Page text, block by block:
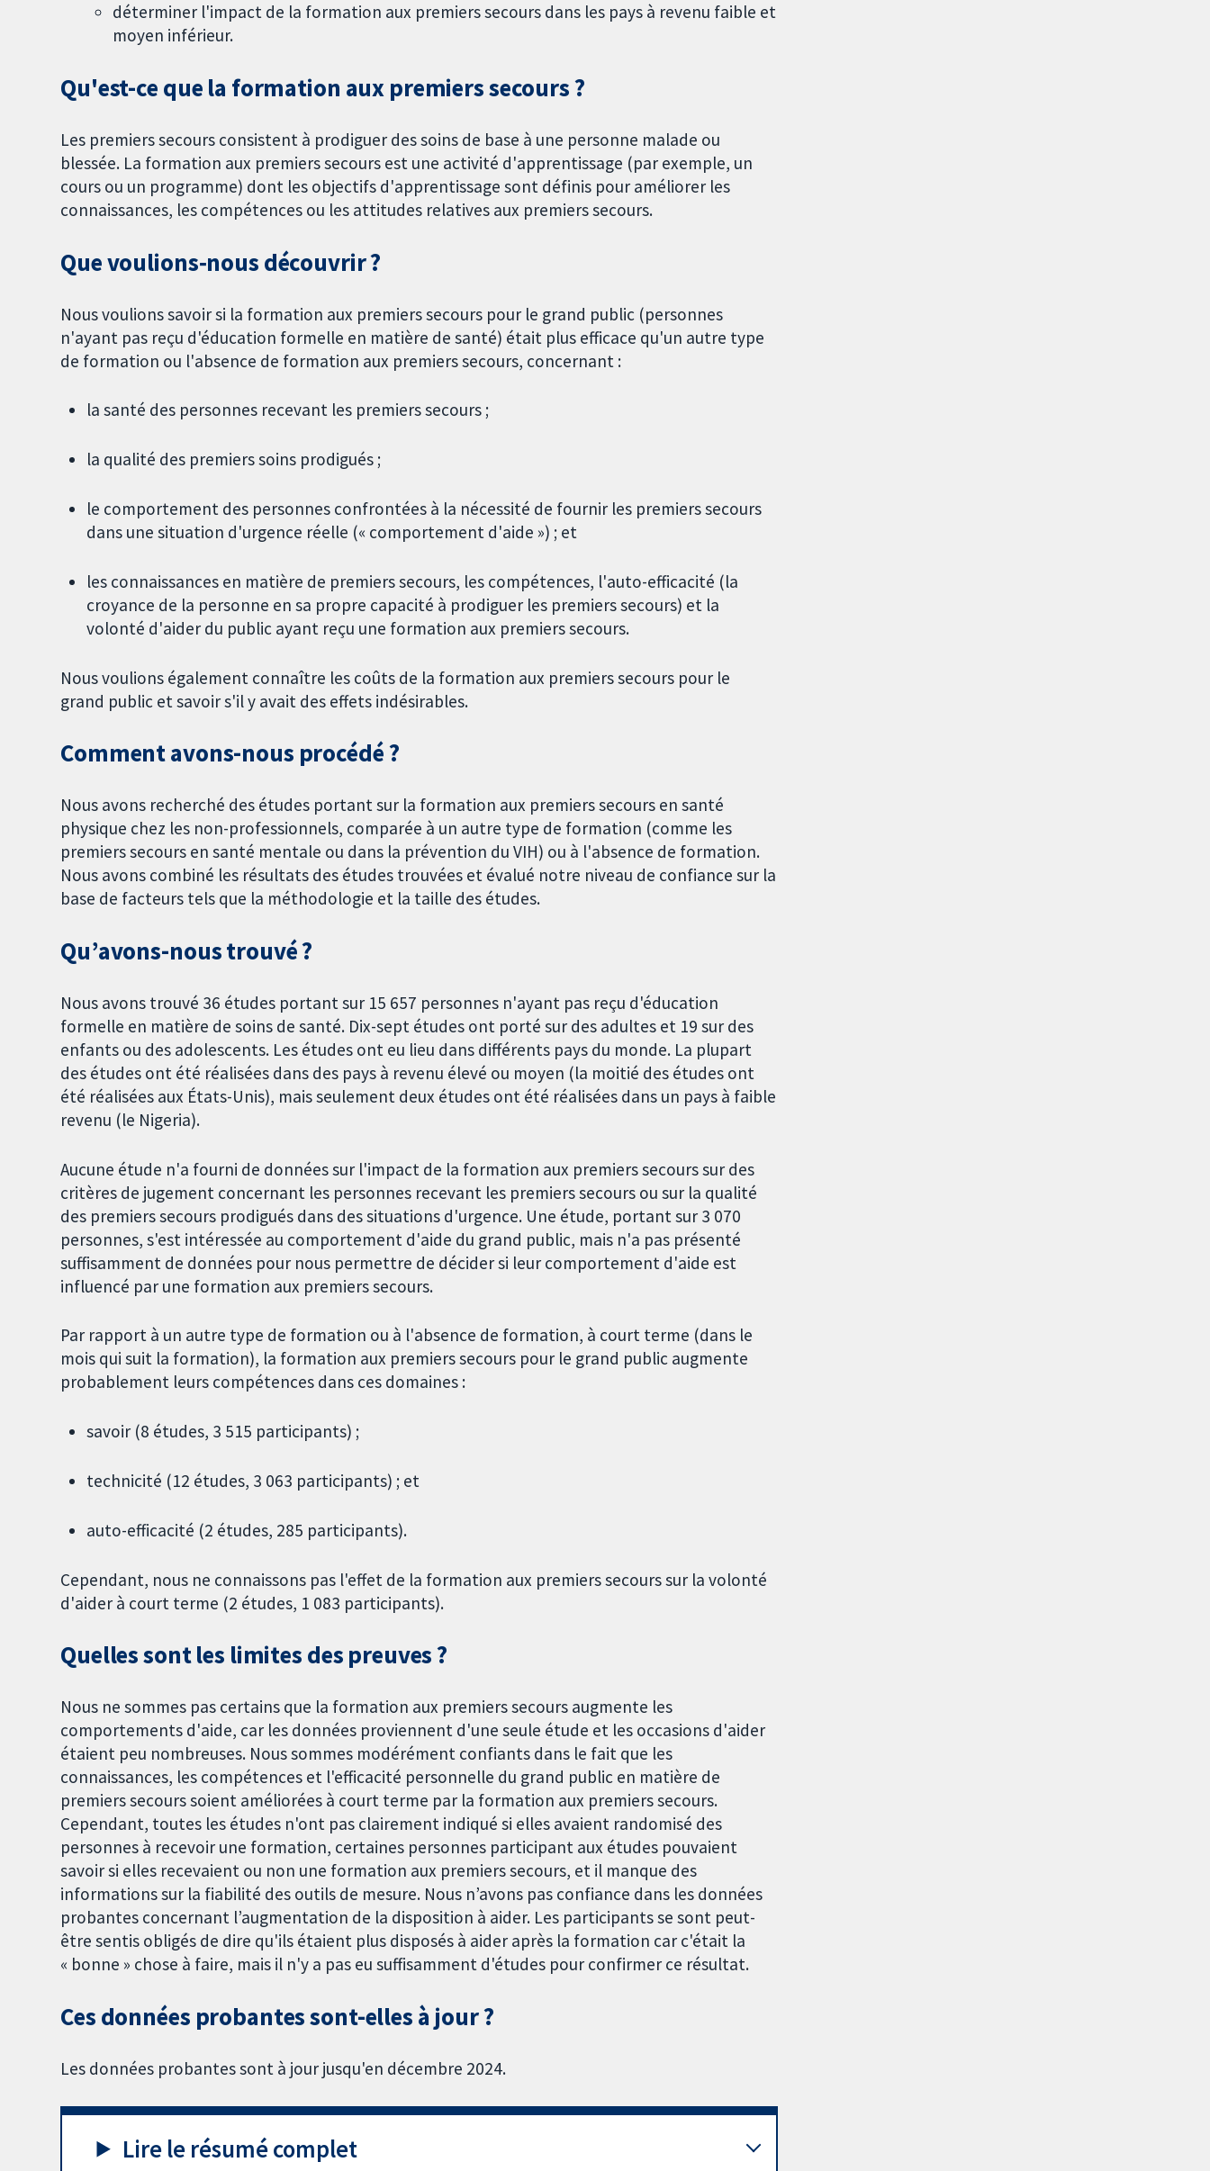
déterminer l'impact de la formation aux premiers secours dans les pays à revenu faible et
moyen inférieur.
Qu'est-ce que la formation aux premiers secours ?
Les premiers secours consistent à prodiguer des soins de base à une personne malade ou
blessée. La formation aux premiers secours est une activité d'apprentissage (par exemple, un
cours ou un programme) dont les objectifs d'apprentissage sont définis pour améliorer les
connaissances, les compétences ou les attitudes relatives aux premiers secours.
Que voulions‐nous découvrir ?
Nous voulions savoir si la formation aux premiers secours pour le grand public (personnes
n'ayant pas reçu d'éducation formelle en matière de santé) était plus efficace qu'un autre type
de formation ou l'absence de formation aux premiers secours, concernant :
la santé des personnes recevant les premiers secours ;
la qualité des premiers soins prodigués ;
le comportement des personnes confrontées à la nécessité de fournir les premiers secours
dans une situation d'urgence réelle (« comportement d'aide ») ; et
les connaissances en matière de premiers secours, les compétences, l'auto-efficacité (la
croyance de la personne en sa propre capacité à prodiguer les premiers secours) et la
volonté d'aider du public ayant reçu une formation aux premiers secours.
Nous voulions également connaître les coûts de la formation aux premiers secours pour le
grand public et savoir s'il y avait des effets indésirables.
Comment avons-nous procédé ?
Nous avons recherché des études portant sur la formation aux premiers secours en santé
physique chez les non-professionnels, comparée à un autre type de formation (comme les
premiers secours en santé mentale ou dans la prévention du VIH) ou à l'absence de formation.
Nous avons combiné les résultats des études trouvées et évalué notre niveau de confiance sur la
base de facteurs tels que la méthodologie et la taille des études.
Qu’avons-nous trouvé ?
Nous avons trouvé 36 études portant sur 15 657 personnes n'ayant pas reçu d'éducation
formelle en matière de soins de santé. Dix-sept études ont porté sur des adultes et 19 sur des
enfants ou des adolescents. Les études ont eu lieu dans différents pays du monde. La plupart
des études ont été réalisées dans des pays à revenu élevé ou moyen (la moitié des études ont
été réalisées aux États-Unis), mais seulement deux études ont été réalisées dans un pays à faible
revenu (le Nigeria).
Aucune étude n'a fourni de données sur l'impact de la formation aux premiers secours sur des
critères de jugement concernant les personnes recevant les premiers secours ou sur la qualité
des premiers secours prodigués dans des situations d'urgence. Une étude, portant sur 3 070
personnes, s'est intéressée au comportement d'aide du grand public, mais n'a pas présenté
suffisamment de données pour nous permettre de décider si leur comportement d'aide est
influencé par une formation aux premiers secours.
Par rapport à un autre type de formation ou à l'absence de formation, à court terme (dans le
mois qui suit la formation), la formation aux premiers secours pour le grand public augmente
probablement leurs compétences dans ces domaines :
savoir (8 études, 3 515 participants) ;
technicité (12 études, 3 063 participants) ; et
auto-efficacité (2 études, 285 participants).
Cependant, nous ne connaissons pas l'effet de la formation aux premiers secours sur la volonté
d'aider à court terme (2 études, 1 083 participants).
Quelles sont les limites des preuves ?
Nous ne sommes pas certains que la formation aux premiers secours augmente les
comportements d'aide, car les données proviennent d'une seule étude et les occasions d'aider
étaient peu nombreuses. Nous sommes modérément confiants dans le fait que les
connaissances, les compétences et l'efficacité personnelle du grand public en matière de
premiers secours soient améliorées à court terme par la formation aux premiers secours.
Cependant, toutes les études n'ont pas clairement indiqué si elles avaient randomisé des
personnes à recevoir une formation, certaines personnes participant aux études pouvaient
savoir si elles recevaient ou non une formation aux premiers secours, et il manque des
informations sur la fiabilité des outils de mesure. Nous n’avons pas confiance dans les données
probantes concernant l’augmentation de la disposition à aider. Les participants se sont peut-
être sentis obligés de dire qu'ils étaient plus disposés à aider après la formation car c'était la
« bonne » chose à faire, mais il n'y a pas eu suffisamment d'études pour confirmer ce résultat.
Ces données probantes sont-elles à jour ?
Les données probantes sont à jour jusqu'en décembre 2024.
Lire le résumé complet